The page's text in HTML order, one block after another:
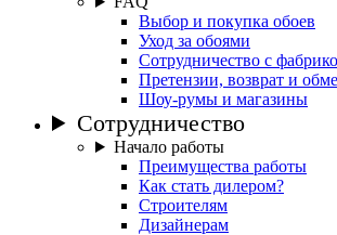
Выбор и покупка обоев
Уход за обоями
Сотрудничество с
Претензии, возврат и
Шоу-румы и магазины
Сотрудничество
Начало работы
Преимущества работы
Как стать дилером?
Строителям
Дизайнерам